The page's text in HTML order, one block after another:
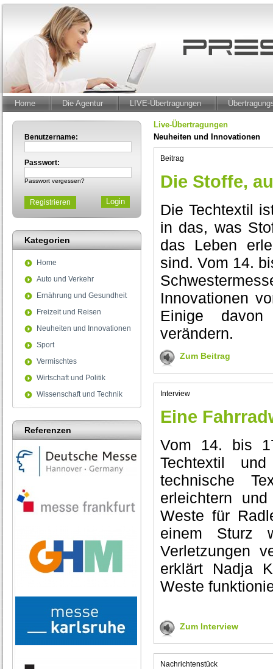
Home Die Agentur LIVE-Übertragungen
Benutzername:
Passwort:
Passwort vergessen?
Registrieren
Kategorien
Home
Auto und Verkehr
Ernährung und Gesundheit
Freizeit und Reisen
Neuheiten und Innovationen
Sport
Vermischtes
Wirtschaft und Politik
Wissenschaft und Technik
Referenzen
Live-Übertragungen
Neuheiten und Innovationen
Beitrag
Die Stoffe,
Die Techtextil
in das, was
das Leben
sind. Vom 14.
Innovationen
Einige
verändern.
Zum Beitrag
Interview
Eine
Vom 14. bis
Techtextil
technische
erleichtern
Weste für
einem Sturz
Verletzungen
erklärt Nadja
Weste
Zum Interview
Nachrichtenstück